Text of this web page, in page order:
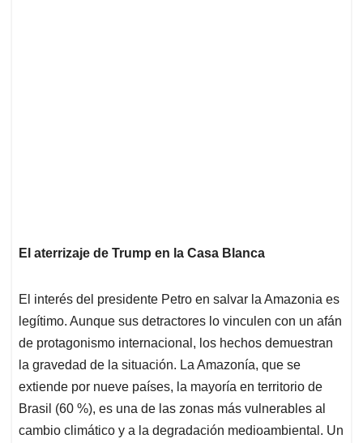
El aterrizaje de Trump en la Casa Blanca
El interés del presidente Petro en salvar la Amazonia es
legítimo. Aunque sus detractores lo vinculen con un afán
de protagonismo internacional, los hechos demuestran
la gravedad de la situación. La Amazonía, que se
extiende por nueve países, la mayoría en territorio de
Brasil (60 %), es una de las zonas más vulnerables al
cambio climático y a la degradación medioambiental. Un